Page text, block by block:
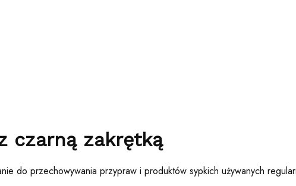
czarną zakrętką
do przechowywania przypraw i produktów sypkich używanych